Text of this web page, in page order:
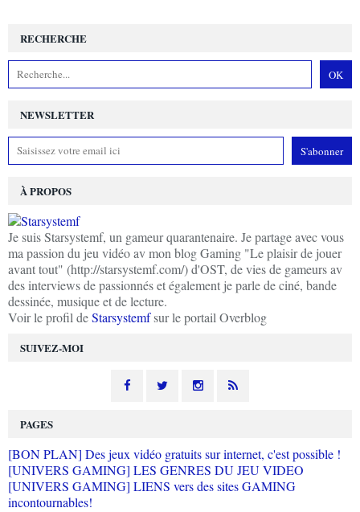
NEWSLETTER
SUIVEZ-MOI
RECHERCHE
À PROPOS
Je suis Starsystemf, un gameur quarantenaire. Je partage avec vous
ma passion du jeu vidéo av mon blog Gaming "Le plaisir de jouer
avant tout" (http://starsystemf.com/) d'OST, de vies de gameurs av
des interviews de passionnés et également je parle de ciné, bande
dessinée, musique et de lecture.
Voir le profil deStarsystemfsur le portail Overblog
PAGES
[BON PLAN] Des jeux vidéo gratuits sur internet, c'est possible !
[UNIVERS GAMING] LES GENRES DU JEU VIDEO
[UNIVERS GAMING] LIENS vers des sites GAMING
incontournables!